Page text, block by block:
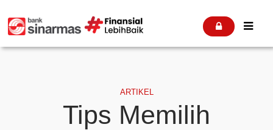
 
ARTIKEL
Tips Memilih